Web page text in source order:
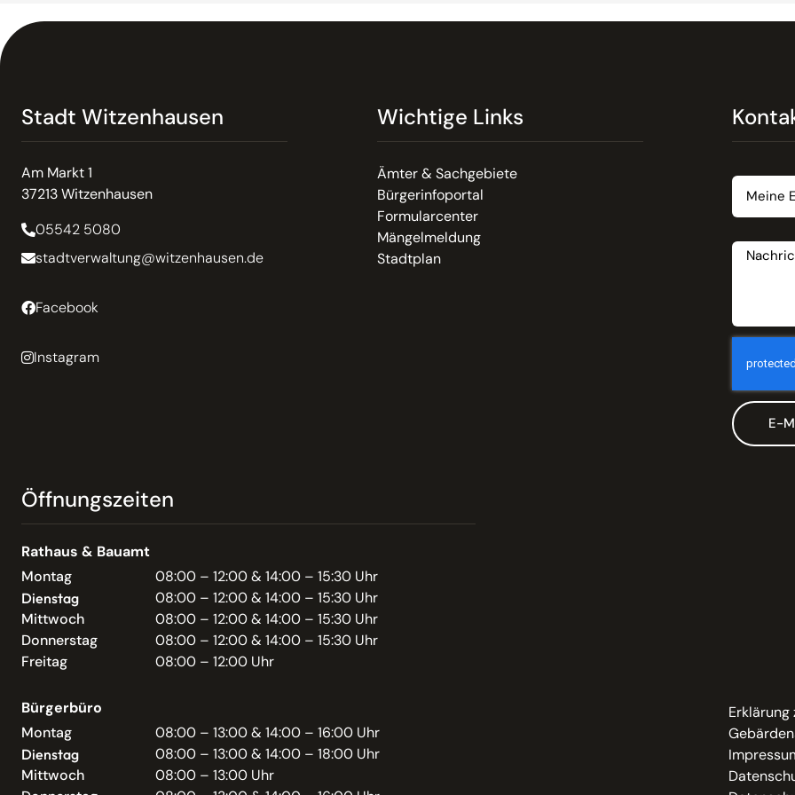
Stadt Witzenhausen
Am Markt 1
37213 Witzenhausen
05542 5080
stadtverwaltung@witzenhausen.de
Facebook
Instagram
Wichtige Links
Ämter & Sachgebiete
Bürgerinfoportal
Formularcenter
Mängelmeldung
Stadtplan
E-
Öffnungszeiten
Rathaus & Bauamt
Montag
08:00 – 12:00 & 14:00 – 15:30 Uhr
Dienstag
08:00 – 12:00 & 14:00 – 15:30 Uhr
Mittwoch
08:00 – 12:00 & 14:00 – 15:30 Uhr
Donnerstag
08:00 – 12:00 & 14:00 – 15:30 Uhr
Freitag
08:00 – 12:00 Uhr
Bürgerbüro
Montag
08:00 – 13:00 & 14:00 – 16:00 Uhr
Dienstag
08:00 – 13:00 & 14:00 – 18:00 Uhr
Mittwoch
08:00 – 13:00 Uhr